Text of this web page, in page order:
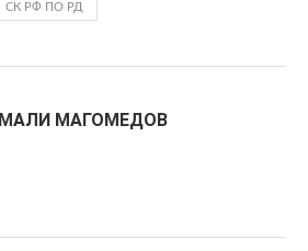
СК РФ ПО РД
МАГОМЕДОВ